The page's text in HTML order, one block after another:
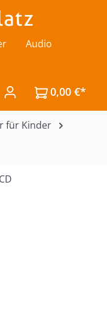
Audio
0 Produkte auf
0,00 €*
für Kinder